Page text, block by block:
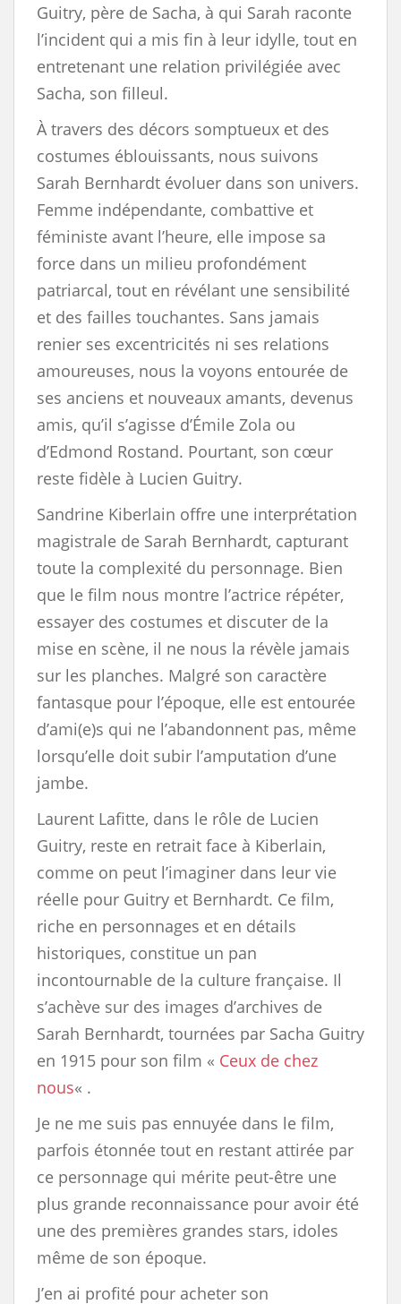
Guitry, père de Sacha, à qui Sarah raconte
l’incident qui a mis fin à leur idylle, tout en
entretenant une relation privilégiée avec
Sacha, son filleul.
À travers des décors somptueux et des
costumes éblouissants, nous suivons
Sarah Bernhardt évoluer dans son univers.
Femme indépendante, combattive et
féministe avant l’heure, elle impose sa
force dans un milieu profondément
patriarcal, tout en révélant une sensibilité
et des failles touchantes. Sans jamais
renier ses excentricités ni ses relations
amoureuses, nous la voyons entourée de
ses anciens et nouveaux amants, devenus
amis, qu’il s’agisse d’Émile Zola ou
d’Edmond Rostand. Pourtant, son cœur
reste fidèle à Lucien Guitry.
Sandrine Kiberlain offre une interprétation
magistrale de Sarah Bernhardt, capturant
toute la complexité du personnage. Bien
que le film nous montre l’actrice répéter,
essayer des costumes et discuter de la
mise en scène, il ne nous la révèle jamais
sur les planches. Malgré son caractère
fantasque pour l’époque, elle est entourée
d’ami(e)s qui ne l’abandonnent pas, même
lorsqu’elle doit subir l’amputation d’une
jambe.
Laurent Lafitte, dans le rôle de Lucien
Guitry, reste en retrait face à Kiberlain,
comme on peut l’imaginer dans leur vie
réelle pour Guitry et Bernhardt. Ce film,
riche en personnages et en détails
historiques, constitue un pan
incontournable de la culture française. Il
s’achève sur des images d’archives de
Sarah Bernhardt, tournées par Sacha Guitry
en 1915 pour son film « Ceux de chez
nous« .
Je ne me suis pas ennuyée dans le film,
parfois étonnée tout en restant attirée par
ce personnage qui mérite peut-être une
plus grande reconnaissance pour avoir été
une des premières grandes stars, idoles
même de son époque.
J’en ai profité pour acheter son